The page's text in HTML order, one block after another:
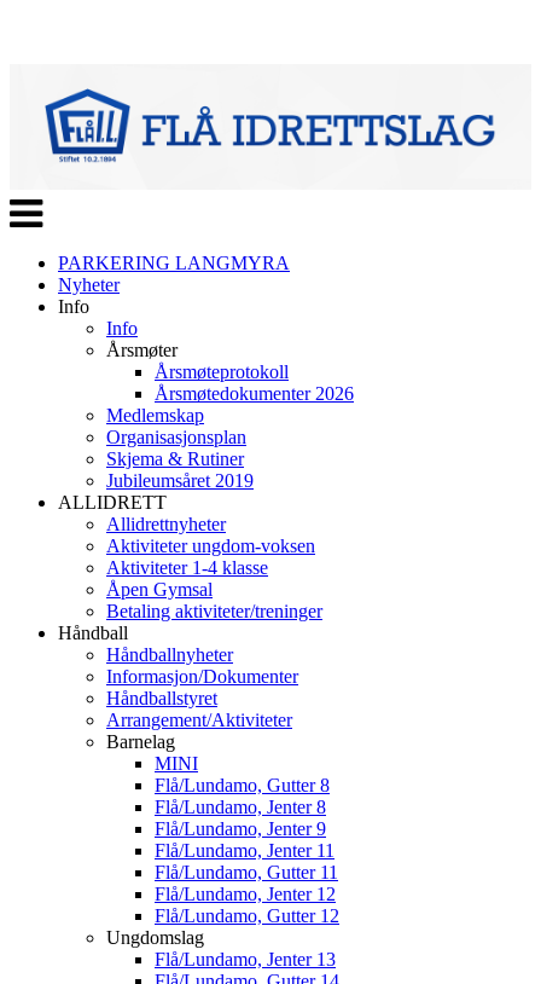
Veksle
navigasjon
PARKERING LANGMYRA
Nyheter
Info
Info
Årsmøter
Årsmøteprotokoll
Årsmøtedokumenter 2026
Medlemskap
Organisasjonsplan
Skjema & Rutiner
Jubileumsåret 2019
ALLIDRETT
Allidrettnyheter
Aktiviteter ungdom-voksen
Aktiviteter 1-4 klasse
Åpen Gymsal
Betaling aktiviteter/treninger
Håndball
Håndballnyheter
Informasjon/Dokumenter
Håndballstyret
Arrangement/Aktiviteter
Barnelag
MINI
Flå/Lundamo, Gutter 8
Flå/Lundamo, Jenter 8
Flå/Lundamo, Jenter 9
Flå/Lundamo, Jenter 11
Flå/Lundamo, Gutter 11
Flå/Lundamo, Jenter 12
Flå/Lundamo, Gutter 12
Ungdomslag
Flå/Lundamo, Jenter 13